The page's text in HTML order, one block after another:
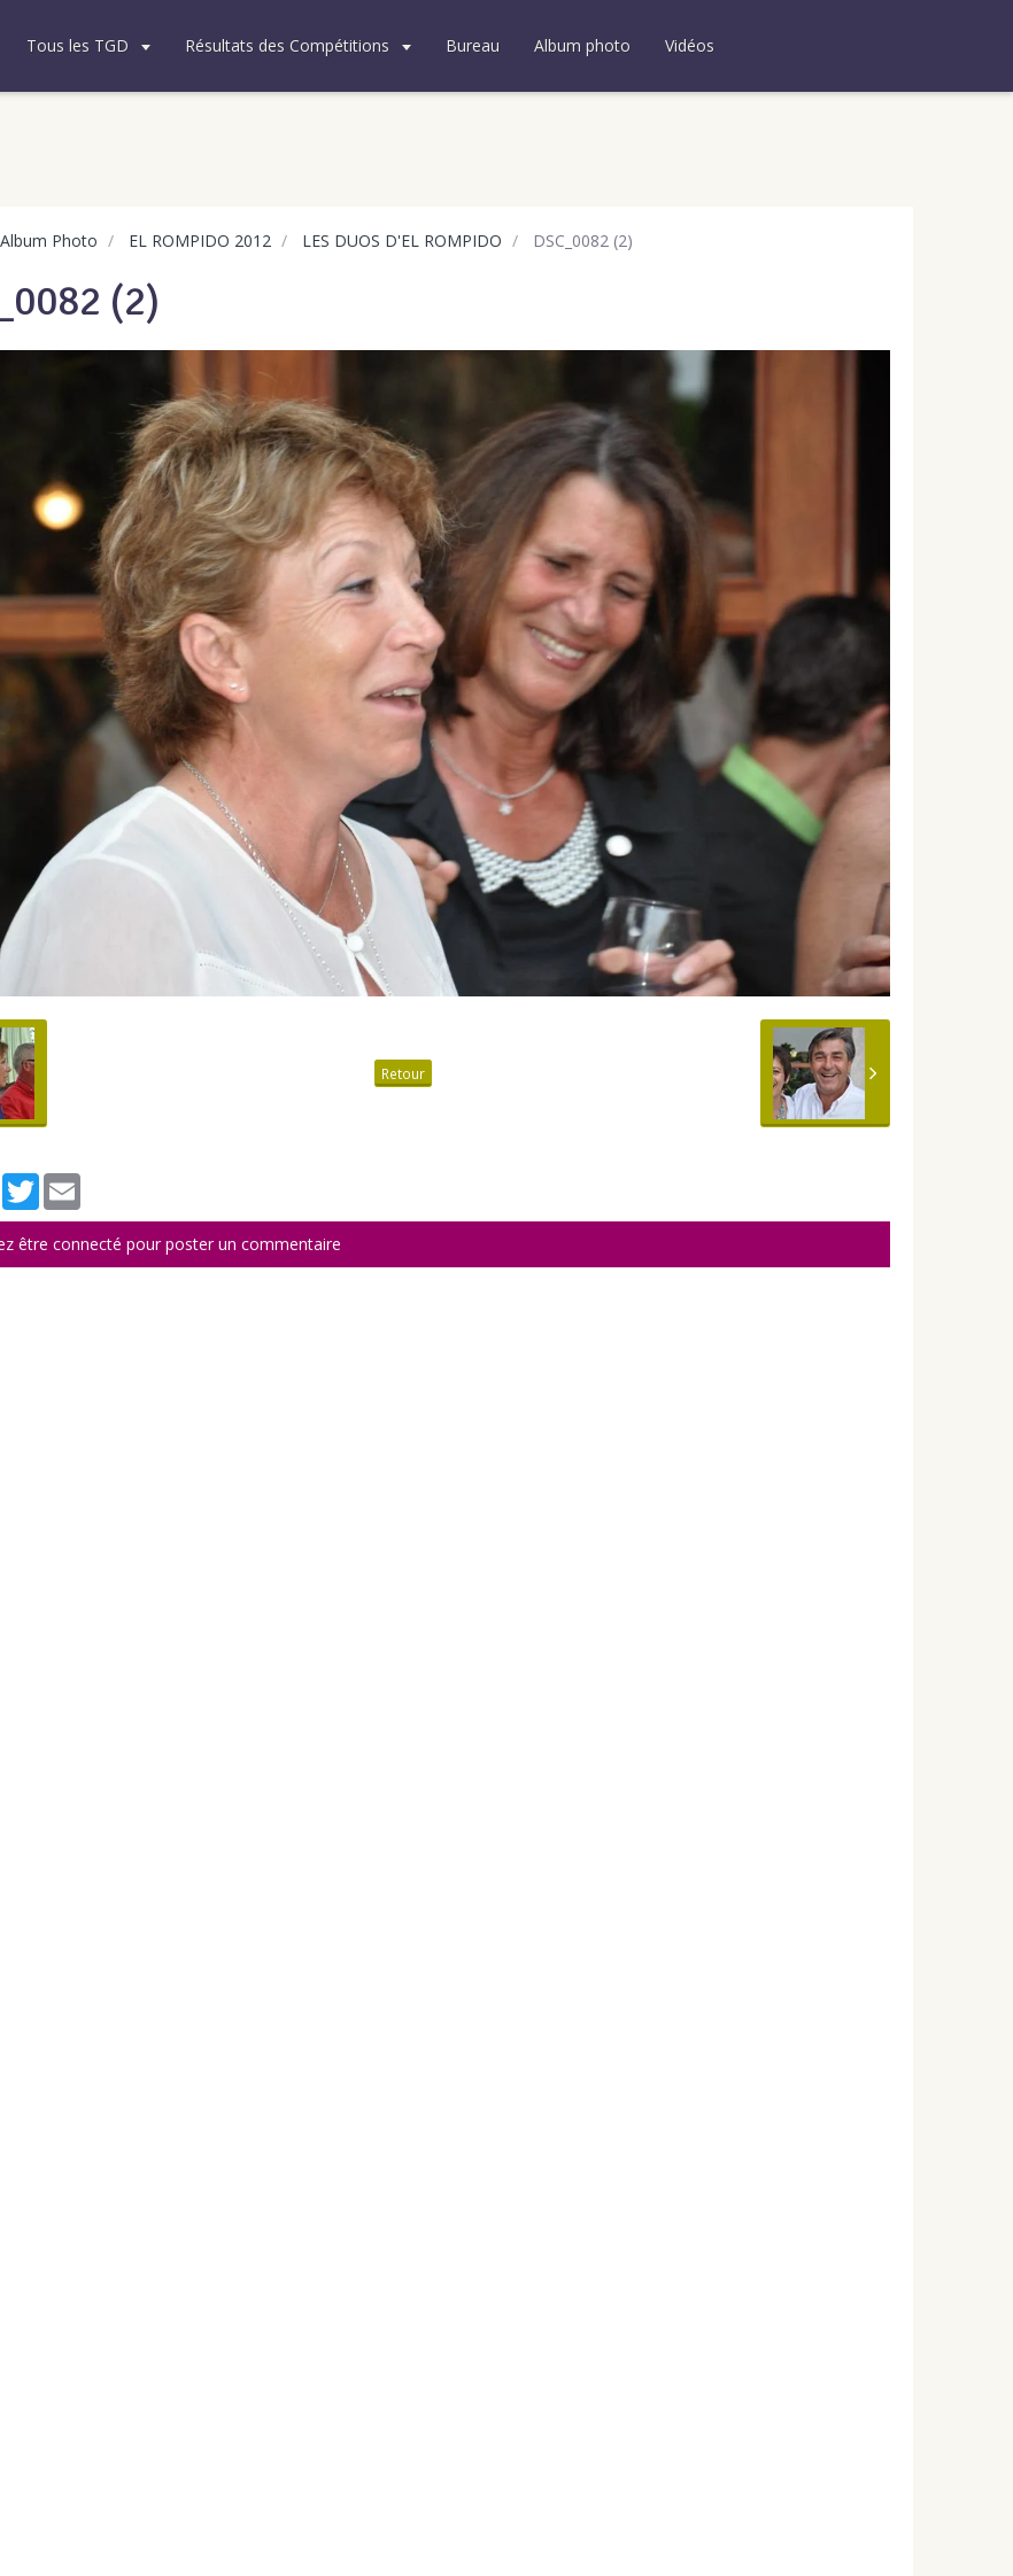
Tous les TGD Résultats des Compétitions Bureau Album photo Vidéos
Album Photo EL ROMPIDO 2012 LES DUOS D'EL ROMPIDO DSC_0082 (2)
(2)
Retour
TwitterEmail
être connecté pour poster un commentaire